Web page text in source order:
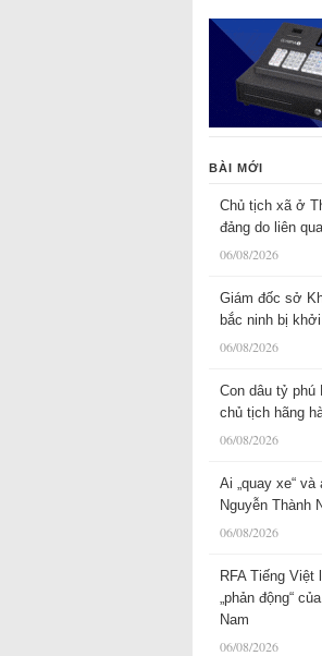
BÀI MỚI
Chủ tịch xã ở
đảng do liên
06/08/2026
Giám đốc sở
bắc ninh bị
06/08/2026
Con dâu tỷ phú
chủ tịch hãng
06/08/2026
Ai „quay xe“
Nguyễn Thành
06/08/2026
RFA Tiếng Việt
„phản động“
Nam
06/08/2026